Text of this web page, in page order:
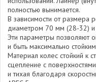
полностью вынимается.
В зависимости от размера
диаметром 70 мм (28-32) и
Эти параметры позволяют
и быть максимально
Материал колес стойкий к
сцепление с
и тихая благодаря